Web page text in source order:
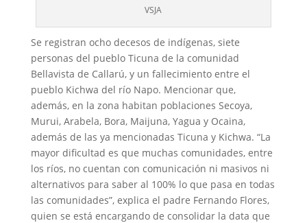
VSJA
Se registran ocho decesos de indígenas, siete
personas del pueblo Ticuna de la comunidad
Bellavista de Callarú, y un fallecimiento entre el
pueblo Kichwa del río Napo. Mencionar que,
además, en la zona habitan poblaciones Secoya,
Murui, Arabela, Bora, Maijuna, Yagua y Ocaina,
además de las ya mencionadas Ticuna y Kichwa. “La
mayor dificultad es que muchas comunidades, entre
los ríos, no cuentan con comunicación ni masivos ni
alternativos para saber al 100% lo que pasa en todas
las comunidades”, explica el padre Fernando Flores,
quien se está encargando de consolidar la data que